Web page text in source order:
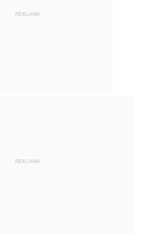
REKLAMA
REKLAMA